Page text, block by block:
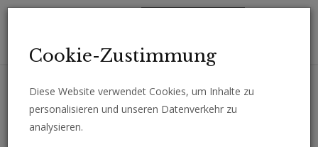
Erhalten Sie wichtige Analysen, Kommentare und Nachrichten
Cookie-Zustimmung
Diese Website verwendet Cookies, um Inhalte zu
personalisieren und unseren Datenverkehr zu
analysieren.